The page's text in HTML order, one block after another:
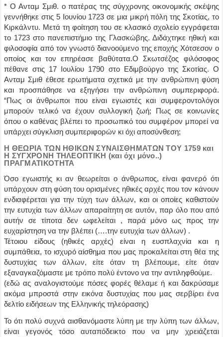
* Ο Ανταμ Σμιθ. ο πατέρας της σύγχρονης οικονομικής σκέψης
γεννήθηκε στις 5 Ιουνίου 1723 σε μια μικρή πόλη της Σκοτίας, το
Κιρκάλντυ. Μετά τη φοίτηση του σε κλασικό σχολείο εγγράφεται
το 1723 στο πανεπιστήμιο της Γλασκώβης. Διδάχτηκε ηθική και
φιλοσοφία από τον γνωστό διανοούμενο της εποχής Χότσεσον ο
οποίος και τον επηρέασε βαθύτατα.Ο Σκωτσέζος φιλόσοφος
πέθανε στις 17 Ιουλίου 1790 στο Εδιμβούργο της Σκοτίας. Ο
Ανταμ Σμιθ έθεσε ερωτήματα σχετικά με την ανθρώπινη φύση
και προσπάθησε να εξηγήσει την ανθρώπινη συμπεριφορά.
“Πως οι άνθρωποι που είναι εγωιστές και συμφεροντολόγοι
μπορούν τελικό να έχουν συλλογική ζωή; Πως σε κοινωνίες
όπου ο καθένας βλέπει το προσωπικό του συμφέρον μπορεί να
υπάρχει σύγκλιση συμπεριφορών κι όχι αποσύνθεση;
Η ΘΕΩΡΙΑ ΤΩΝ ΗΘΙΚΩΝ ΣΥΝΑΙΣΘΗΜΑΤΩΝ ΤΟΥ 1759 και
Η ΣΥΓΧΡΟΝΗ ΤΗΛΕΟΠΤΙΚΗ (και όχι μόνο..)
ΠΡΑΓΜΑΤΙΚΟΤΗΤΑ
Όσο εγωιστής κι αν θεωρείται ο άνθρωπος, είναι φανερό ότι
υπάρχουν στη φύση του ορισμένες ηθικές αρχές που τον κάνουν
ενδιαφέρεται για την τύχη των άλλων, και οι οποίες καθιστούν
την ευτυχία των άλλων απαραίτητη σε αυτόν, παρ όλο που από
αυτήν σε τίποτα δεν ωφελείται , παρά μόνο ως προς την
ευχαρίστηση να την βλέπει (….την ευτυχία των άλλων) .
Τέτοιου είδους (ηθικές αρχές) είναι η ευσπλαχνία και η
συμπάθεια, το ισχυρό αίσθημα που μας προκαλείται στη θέα της
δυστυχίας των άλλων, είτε όταν τη βλέπουμε, είτε όταν
εξαναγκαζόμαστε με τρόπο πολύ έντονο να την αντιληφθούμε.
(εδώ ας αναλογιστούμε πόσες φορές θέλαμε ή και δακρύσαμε
ακόμα μπροστά στην εικόνα δυστυχίας που μας σερβίρει ένα
δελτίο ειδήσεων της Ελληνικής τηλεόρασης)
Το ότι πολύ συχνά αισθανόμαστε λύπη με την λύπη των άλλων,
είναι γεγονός τόσο αυταπόδεικτο που να μην χρειάζεται